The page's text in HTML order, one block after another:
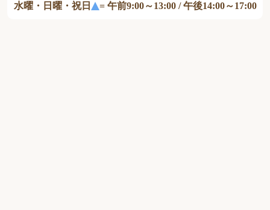
水曜・日曜・祝日 = 午前9:00～13:00 / 午後14:00～17:00